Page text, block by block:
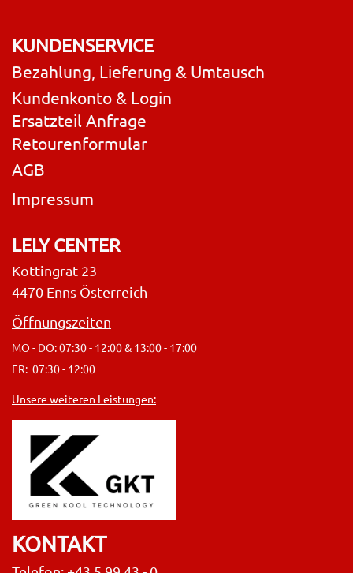
KUNDENSERVICE
Bezahlung, Lieferung & Umtausch
Kundenkonto & Login
Ersatzteil Anfrage
Retourenformular
AGB
Impressum
LELY CENTER
Kottingrat 23
4470 Enns Österreich
Öffnungszeiten
MO - DO: 07:30 - 12:00 & 13:00 - 17:00
FR: 07:30 - 12:00
Unsere weiteren Leistungen:
KONTAKT